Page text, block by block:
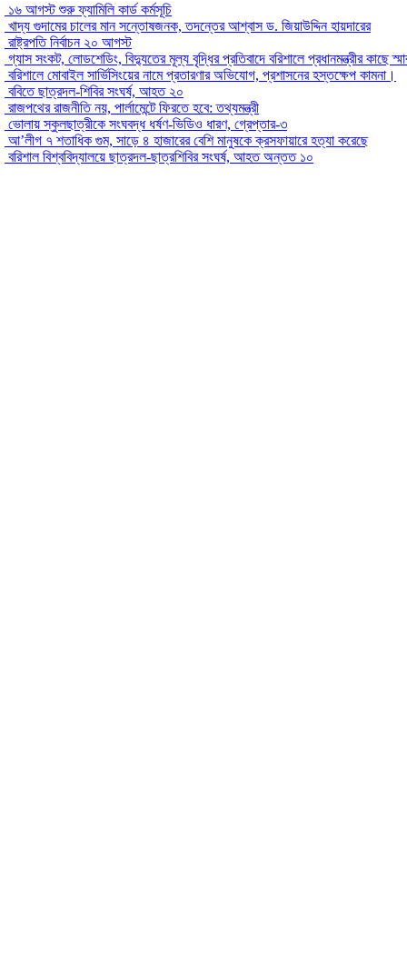
১৬ আগস্ট শুরু ফ্যামিলি কার্ড কর্মসূচি
খাদ্য গুদামের চালের মান সন্তোষজনক, তদন্তের আশ্বাস ড. জিয়াউদ্দিন হায়দারের
রাষ্ট্রপতি নির্বাচন ২০ আগস্ট
গ্যাস সংকট, লোডশেডিং, বিদ্যুতের মূল্য বৃদ্ধির প্রতিবাদে বরিশালে প্রধানমন্ত্রীর কাছে
বরিশালে মোবাইল সার্ভিসিংয়ের নামে প্রতারণার অভিযোগ, প্রশাসনের হস্তক্ষেপ কামনা।
ববিতে ছাত্রদল-শিবির সংঘর্ষ, আহত ২০
রাজপথের রাজনীতি নয়, পার্লামেন্টে ফিরতে হবে: তথ্যমন্ত্রী
ভোলায় স্কুলছাত্রীকে সংঘবদ্ধ ধর্ষণ-ভিডিও ধারণ, গ্রেপ্তার-৩
আ’লীগ ৭ শতাধিক গুম, সাড়ে ৪ হাজারের বেশি মানুষকে ক্রসফায়ারে হত্যা করেছে
বরিশাল বিশ্ববিদ্যালয়ে ছাত্রদল-ছাত্রশিবির সংঘর্ষ, আহত অন্তত ১০